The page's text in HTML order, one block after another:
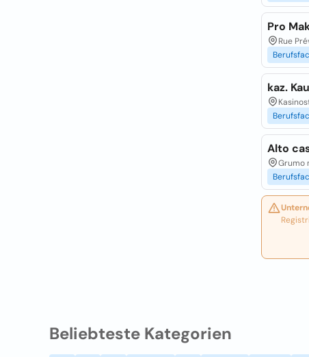
Pro
Rue
kaz.
Alto
Grumo
Beliebteste Kategorien